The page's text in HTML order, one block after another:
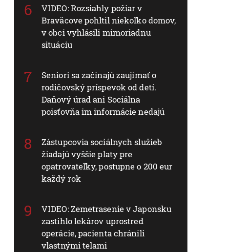
VIDEO: Rozsiahly požiar v
Braväcove pohltil niekoľko domov,
v obci vyhlásili mimoriadnu
situáciu
Seniori sa začínajú zaujímať o
rodičovský príspevok od detí.
Daňový úrad ani Sociálna
poisťovňa im informácie nedajú
Zástupcovia sociálnych služieb
žiadajú vyššie platy pre
opatrovateľky, postupne o 200 eur
každý rok
VIDEO: Zemetrasenie v Japonsku
zastihlo lekárov uprostred
operácie, pacienta chránili
vlastnými telami